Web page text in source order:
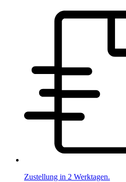
Zustellung in 2 Werktagen.